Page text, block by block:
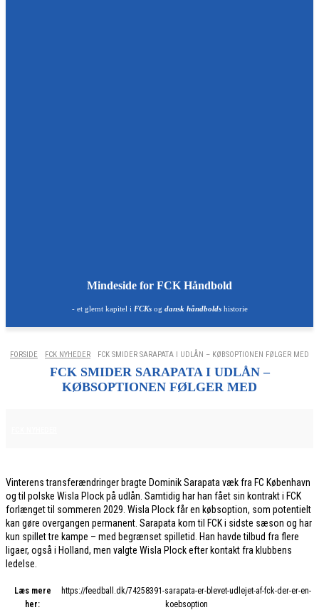
Mindeside for FCK Håndbold
- et glemt kapitel i FCKsog dansk håndboldshistorie
FORSIDE FCK NYHEDER FCK SMIDER SARAPATA I UDLÅN – KØBSOPTIONEN FØLGER MED
FCK SMIDER SARAPATA I UDLÅN –
KØBSOPTIONEN FØLGER MED
Vinterens transferændringer bragte Dominik Sarapata væk fra FC København
og til polske Wisla Plock på udlån. Samtidig har han fået sin kontrakt i FCK
forlænget til sommeren 2029. Wisla Plock får en købsoption, som potentielt
kan gøre overgangen permanent. Sarapata kom til FCK i sidste sæson og har
kun spillet tre kampe – med begrænset spilletid. Han havde tilbud fra flere
ligaer, også i Holland, men valgte Wisla Plock efter kontakt fra klubbens
ledelse.
Læs mere
her:
https://feedball.dk/74258391-sarapata-er-blevet-udlejet-af-fck-der-er-en-
koebsoption